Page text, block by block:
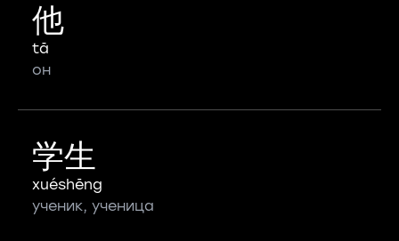
他
tā
он
学生
xuéshēng
ученик, ученица